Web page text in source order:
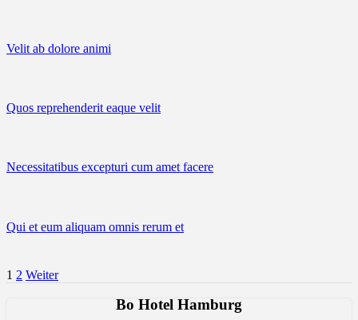
Velit ab dolore animi
Quos reprehenderit eaque velit
Necessitatibus excepturi cum amet facere
Qui et eum aliquam omnis rerum et
1 2 Weiter
Bo Hotel Hamburg